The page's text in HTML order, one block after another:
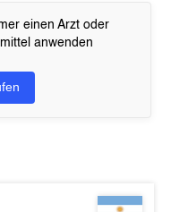
einen Arzt oder
anwenden